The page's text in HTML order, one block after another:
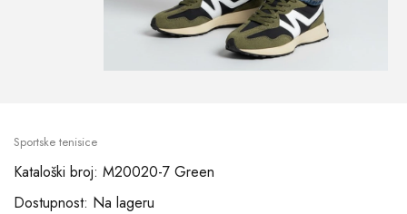
Sportske tenisice
Kataloški broj: M20020-7 Green
Dostupnost: Na lageru